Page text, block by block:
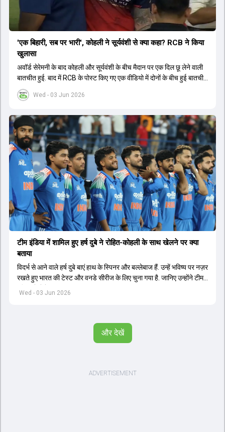
Wed - 03 Jun 2026
'एक बिहारी, सब पर भारी', कोहली ने सूर्यवंशी से क्या कहा? RCB ने किया
खुलासा
अवॉर्ड सेरेमनी के बाद कोहली और सूर्यवंशी के बीच मैदान पर एक दिल छू लेने वाली
बातचीत हुई. बाद में RCB के पोस्ट किए गए एक वीडियो में दोनों के बीच हुई बातचीत
का खुलासा हुआ.
Wed - 03 Jun 2026
टीम इंडिया में शामिल हुए हर्ष दुबे ने रोहित-कोहली के साथ खेलने पर क्या
बताया
विदर्भ से आने वाले हर्ष दुबे बाएं हाथ के स्पिनर और बल्लेबाज हैं. उन्हें भविष्य पर नज़र
रखते हुए भारत की टेस्ट और वनडे सीरीज के लिए चुना गया है. जानिए उन्होंने टीम
इंडिया में सेलेक्शन पर क्या कहा.
और देखें